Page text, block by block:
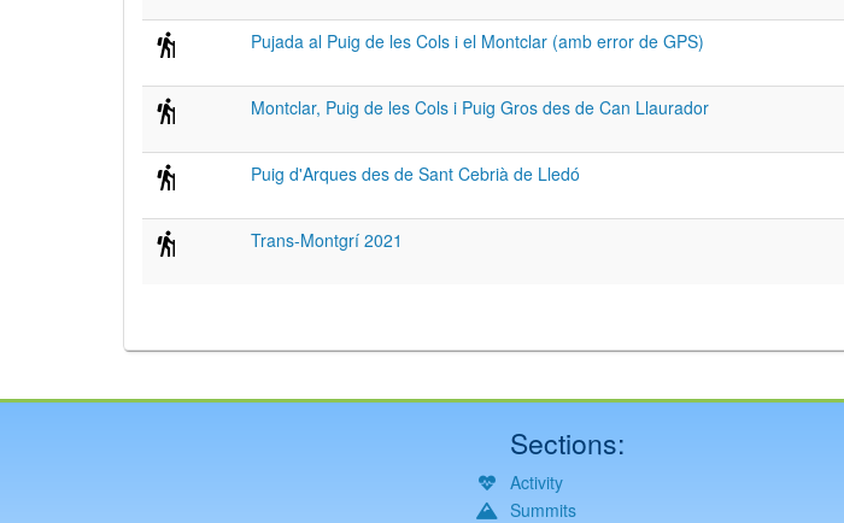
Pujada al Puig de les Cols i el Montclar (amb error de GPS)
Montclar, Puig de les Cols i Puig Gros des de Can Llaurador
Puig d'Arques des de Sant Cebrià de Lledó
Trans-Montgrí 2021
Sections:
Activity
Summits